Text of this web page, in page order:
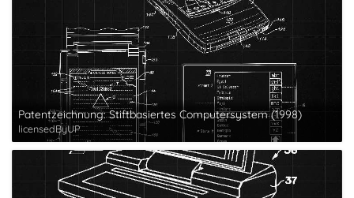
Patentzeichnung: Stiftbasiertes Computersystem (1998)
licensedByUP